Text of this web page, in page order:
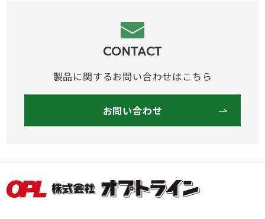
CONTACT
製品に関するお問い合わせはこちら
お問い合わせ